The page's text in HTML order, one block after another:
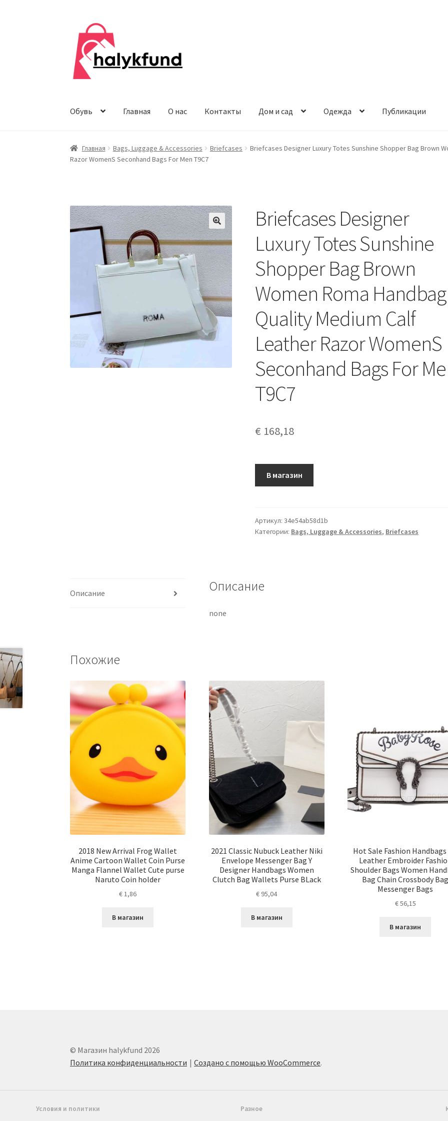
Перейти
навигации
Перейти
содержимому
Обувь Главная О нас Контакты Дом и сад Одежда Публикации
Главная Bags, Luggage & Accessories Briefcases
Briefcases Designer Luxury Totes Sunshine Shopper Bag Brown
Razor WomenS Seconhand Bags For Men T9C7
Briefcases Designer
Luxury Totes Sunshine
Shopper Bag Brown
Women Roma Handbag
Quality Medium Calf
Leather Razor WomenS
Seconhand Bags For
T9C7
€ 168,18
В магазин
Артикул:34e54ab58d1b
Категории: Bags, Luggage & Accessories, Briefcases
Описание Описание
none
Похожие
2018 New Arrival Frog Wallet
Anime Cartoon Wallet Coin Purse
Manga Flannel Wallet Cute purse
Naruto Coin holder
€1,86
В магазин
2021 Classic Nubuck Leather Niki
Envelope Messenger Bag Y
Designer Handbags Women
Clutch Bag Wallets Purse BLack
€ 95,04
В магазин
Hot Sale Fashion Handbags
Leather Embroider
Shoulder Bags Women
Bag Chain Crossbody
Messenger Bags
€56,15
В магазин
© Магазин halykfund 2026
Политика конфиденциальности
Создано с помощью WooCommerce.
Условия и политики Разное